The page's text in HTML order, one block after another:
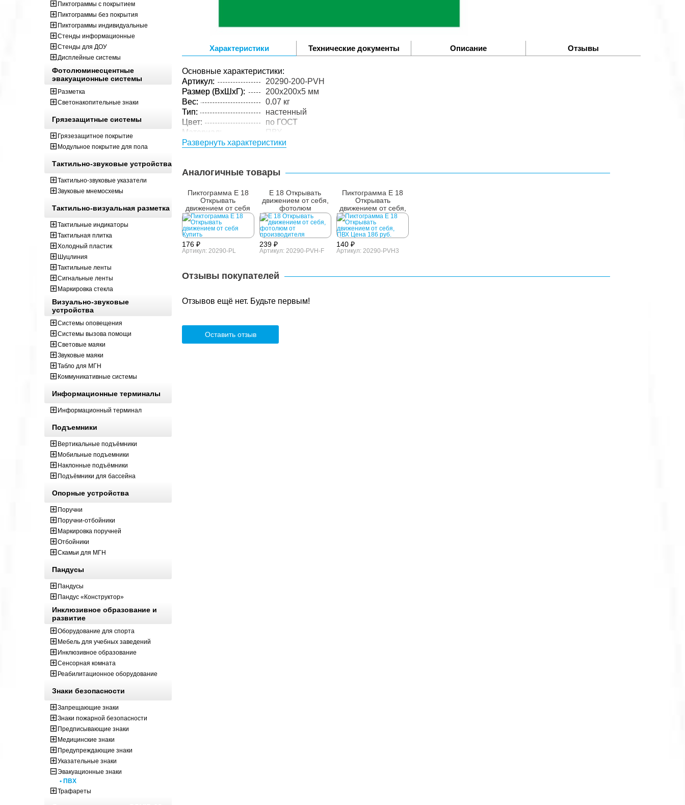
Характеристики Технические документы Описание Отзывы
Основные характеристики:
Артикул:
20290-200-PVH
Размер (ВxШxГ):
200x200x5 мм
Вес:
0.07 кг
Тип:
настенный
Цвет:
по ГОСТ
Материал:
ПВХ
Толщина:
3 мм
Размер (ВxШxГ):
205x205x6 мм
Вес:
0.08 кг
Кол-во изделий в
упаковке:
1 шт.
Развернуть характеристики
Аналогичные товары
Пиктограмма E 18
Открывать
движением от себя
176 ₽
Артикул: 20290-PL
E 18 Открывать
движением от себя,
фотолюм
239 ₽
Артикул: 20290-PVH-F
Пиктограмма E 18
Открывать
движением от себя,
ПВХ
140 ₽
Артикул: 20290-PVH3
Отзывы покупателей
Отзывов ещё нет. Будьте первым!
Оставить отзыв
Пиктограммы с покрытием
Пиктограммы без покрытия
Пиктограммы индивидуальные
Стенды информационные
Стенды для ДОУ
Дисплейные системы
Фотолюминесцентные
эвакуационные системы
Разметка
Светонакопительные знаки
Грязезащитные системы
Грязезащитное покрытие
Модульное покрытие для пола
Тактильно-звуковые устройства
Тактильно-звуковые указатели
Звуковые мнемосхемы
Тактильно-визуальная разметка
Тактильные индикаторы
Тактильная плитка
Холодный пластик
Шуцлиния
Тактильные ленты
Сигнальные ленты
Маркировка стекла
Визуально-звуковые
устройства
Системы оповещения
Системы вызова помощи
Световые маяки
Звуковые маяки
Табло для МГН
Коммуникативные системы
Информационные терминалы
Информационный терминал
Подъемники
Вертикальные подъёмники
Мобильные подъемники
Наклонные подъёмники
Подъёмники для бассейна
Опорные устройства
Поручни
Поручни-отбойники
Маркировка поручней
Отбойники
Скамьи для МГН
Пандусы
Пандусы
Пандус «Конструктор»
Инклюзивное образование и
развитие
Оборудование для спорта
Мебель для учебных заведений
Инклюзивное образование
Сенсорная комната
Реабилитационное оборудование
Знаки безопасности
Запрещающие знаки
Знаки пожарной безопасности
Предписывающие знаки
Медицинские знаки
Предупреждающие знаки
Указательные знаки
Эвакуационные знаки
• ПВХ
Трафареты